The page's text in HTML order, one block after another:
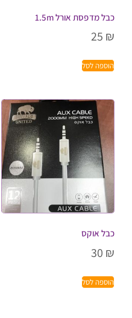
כבל מדפסת אורל 1.5m
25 ₪
הוספה לסל
כבל אוקס
30 ₪
הוספה לסל